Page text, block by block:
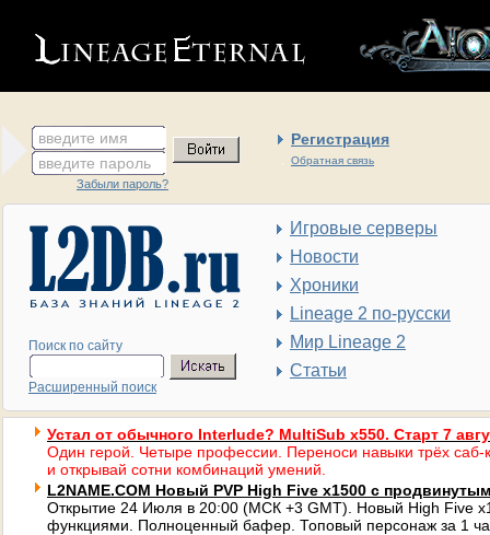
введите имя Регистрация
Обратная связь
введите пароль
Забыли пароль?
Поиск по сайту
Расширенный поиск
Игровые серверы
Новости
Хроники
Lineage 2 по-русски
Мир Lineage 2
Статьи
Устал от обычного Interlude? MultiSub x550. Старт 7
Один герой. Четыре профессии. Переноси навыки трёх саб-
и открывай сотни комбинаций умений.
L2NAME.COM Новый PVP High Five x1500 с
Открытие 24 Июля в 20:00 (МСК +3 GMT). Новый High Five
функциями. Полноценный бафер. Топовый персонаж за 1